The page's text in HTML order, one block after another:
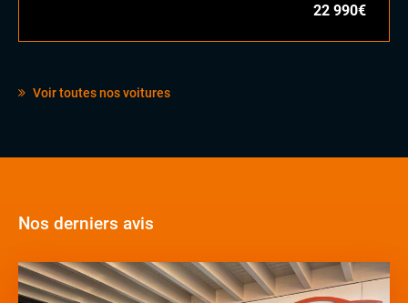
22 990€
Voir toutes nos voitures
Nos derniers avis